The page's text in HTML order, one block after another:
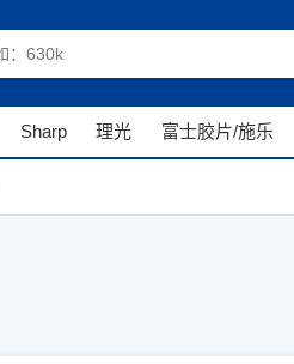
Sharp 理光 富士胶片/施乐